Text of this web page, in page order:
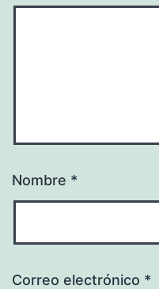
Nombre *
Correo electrónico *